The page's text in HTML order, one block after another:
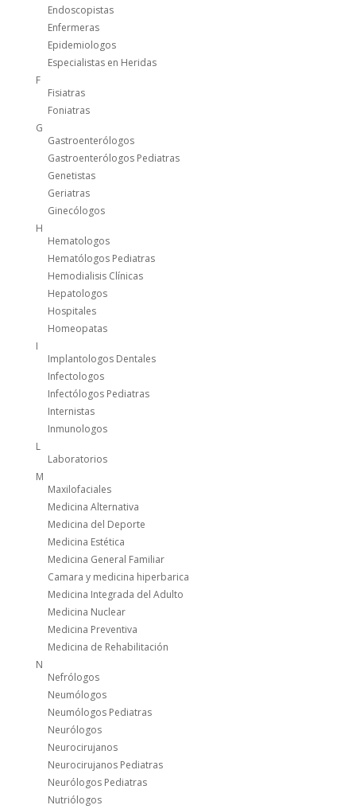
Endoscopistas
Enfermeras
Epidemiologos
Especialistas en Heridas
F
Fisiatras
Foniatras
G
Gastroenterólogos
Gastroenterólogos Pediatras
Genetistas
Geriatras
Ginecólogos
H
Hematologos
Hematólogos Pediatras
Hemodialisis Clínicas
Hepatologos
Hospitales
Homeopatas
I
Implantologos Dentales
Infectologos
Infectólogos Pediatras
Internistas
Inmunologos
L
Laboratorios
M
Maxilofaciales
Medicina Alternativa
Medicina del Deporte
Medicina Estética
Medicina General Familiar
Camara y medicina hiperbarica
Medicina Integrada del Adulto
Medicina Nuclear
Medicina Preventiva
Medicina de Rehabilitación
N
Nefrólogos
Neumólogos
Neumólogos Pediatras
Neurólogos
Neurocirujanos
Neurocirujanos Pediatras
Neurólogos Pediatras
Nutriólogos